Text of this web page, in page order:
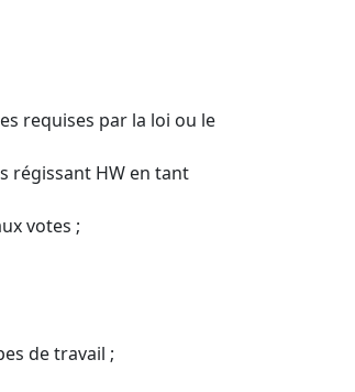
requises par la loi ou le
régissant HW en tant
votes ;
de travail ;